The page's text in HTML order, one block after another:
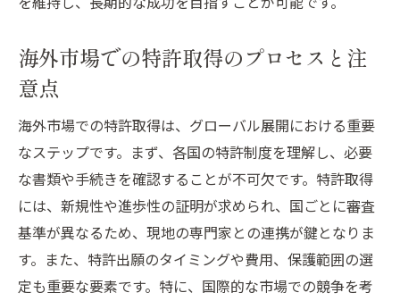
海外市場での特許取得のプロセスと注
意点
海外市場での特許取得は、グローバル展開における重要
なステップです。まず、各国の特許制度を理解し、必要
な書類や手続きを確認することが不可欠です。特許取得
には、新規性や進歩性の証明が求められ、国ごとに審査
基準が異なるため、現地の専門家との連携が鍵となりま
す。また、特許出願のタイミングや費用、保護範囲の選
定も重要な要素です。特に、国際的な市場での競争を考